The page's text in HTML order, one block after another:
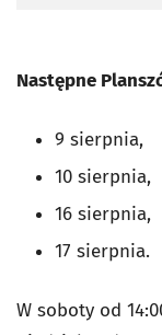
Następne
9 sierpnia,
10 sierpnia,
16 sierpnia,
17 sierpnia.
W soboty od